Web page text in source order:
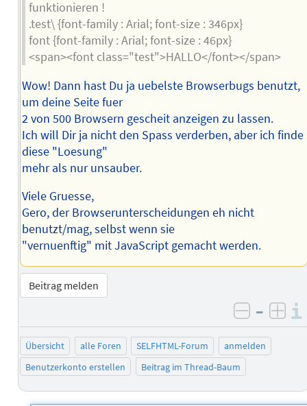
funktionieren !
.test\ {font-family : Arial; font-size : 346px}
font {font-family : Arial; font-size : 46px}
<span><font class="test">HALLO</font></span>
Wow! Dann hast Du ja uebelste Browserbugs benutzt,
um deine Seite fuer
2 von 500 Browsern gescheit anzeigen zu lassen.
Ich will Dir ja nicht den Spass verderben, aber ich finde
diese "Loesung"
mehr als nur unsauber.
Viele Gruesse,
Gero, der Browserunterscheidungen eh nicht
benutzt/mag, selbst wenn sie
"vernuenftig" mit JavaScript gemacht werden.
Beitrag melden
negativ
–
Übersicht alle Foren SELFHTML-Forum
anmelden
Benutzerkonto erstellen
Beitrag im Thread-Baum